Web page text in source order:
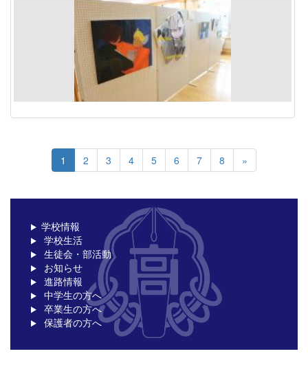
1 2 3 4 5 6 7 8 »
学校情報
学校生活
生徒会・部活動
お知らせ
進路情報
中学生の方へ
卒業生の方へ
保護者の方へ